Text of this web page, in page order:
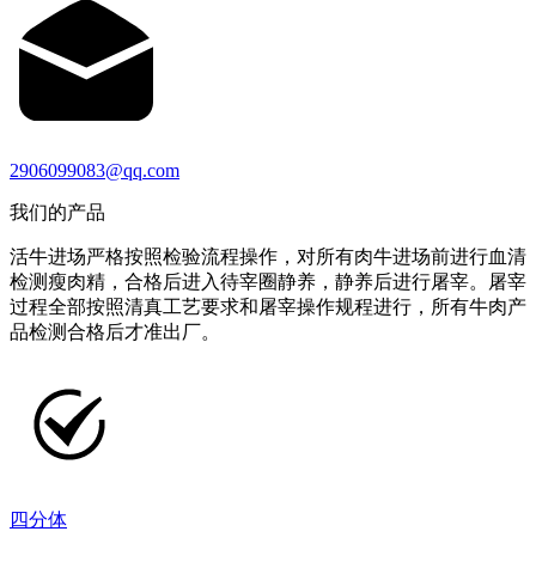
2906099083@qq.com
我们的产品
活牛进场严格按照检验流程操作，对所有肉牛进场前进行血清
检测瘦肉精，合格后进入待宰圈静养，静养后进行屠宰。屠宰
过程全部按照清真工艺要求和屠宰操作规程进行，所有牛肉产
品检测合格后才准出厂。
四分体